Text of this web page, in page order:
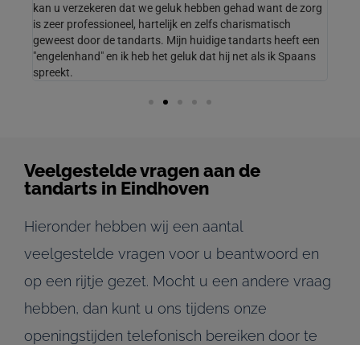
kan u verzekeren dat we geluk hebben gehad want de zorg
is zeer professioneel, hartelijk en zelfs charismatisch
geweest door de tandarts. Mijn huidige tandarts heeft een
"engelenhand" en ik heb het geluk dat hij net als ik Spaans
spreekt.
Veelgestelde vragen aan de
tandarts in Eindhoven
Hieronder hebben wij een aantal
veelgestelde vragen voor u beantwoord en
op een rijtje gezet. Mocht u een andere vraag
hebben, dan kunt u ons tijdens onze
openingstijden telefonisch bereiken door te